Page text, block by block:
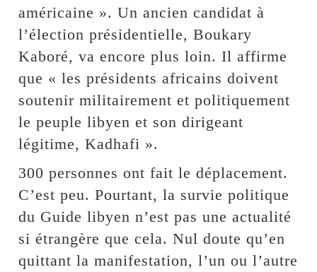
américaine ». Un ancien candidat à
l’élection présidentielle, Boukary
Kaboré, va encore plus loin. Il affirme
que « les présidents africains doivent
soutenir militairement et politiquement
le peuple libyen et son dirigeant
légitime, Kadhafi ».
300 personnes ont fait le déplacement.
C’est peu. Pourtant, la survie politique
du Guide libyen n’est pas une actualité
si étrangère que cela. Nul doute qu’en
quittant la manifestation, l’un ou l’autre